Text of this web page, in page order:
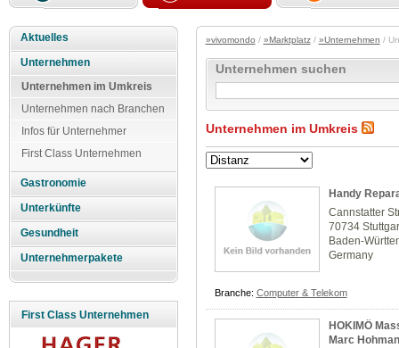
Aktuelles
Unternehmen
Unternehmen im Umkreis
Unternehmen nach Branchen
Infos für Unternehmer
First Class Unternehmen
Gastronomie
Unterkünfte
Gesundheit
Unternehmerpakete
First Class Unternehmen
»vivomondo / »Marktplatz/ »Unternehmen /
Unternehmen suchen
Unternehmen im Umkreis
Handy
Cannstatter
70734
Baden-
Germany
Branche: Computer & Telekom
HOKIMÖ
Marc